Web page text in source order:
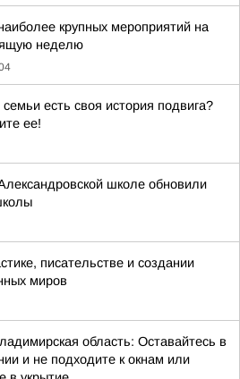
крупных мероприятий на
неделю
есть своя история подвига?
ее!
школе обновили
писательстве и создании
миров
область: Оставайтесь в
и не подходите к окнам или